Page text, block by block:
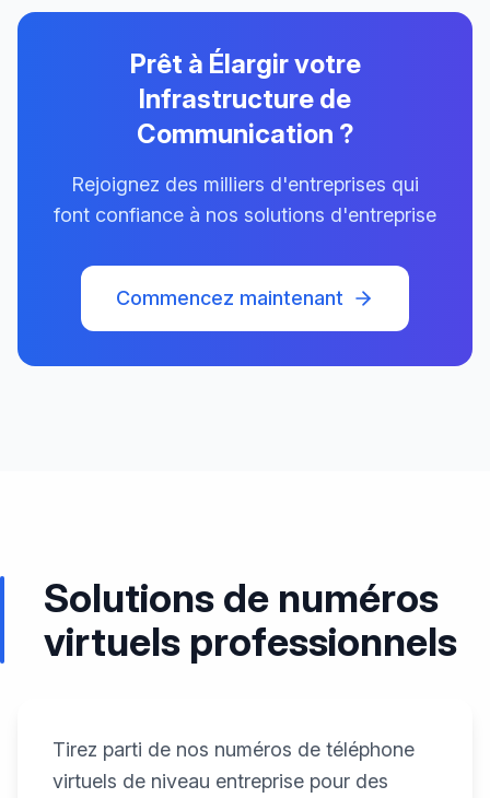
Prêt à Élargir votre
Infrastructure de
Communication ?
Rejoignez des milliers d'entreprises qui
font confiance à nos solutions d'entreprise
Commencez maintenant
Solutions de numéros
virtuels professionnels
Tirez parti de nos numéros de téléphone
virtuels de niveau entreprise pour des